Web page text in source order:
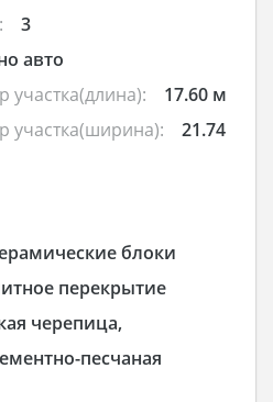
3
авто
17.60 м
21.74
блоки
перекрытие
черепица,
песчаная